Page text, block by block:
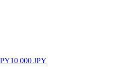
10 000 JPY